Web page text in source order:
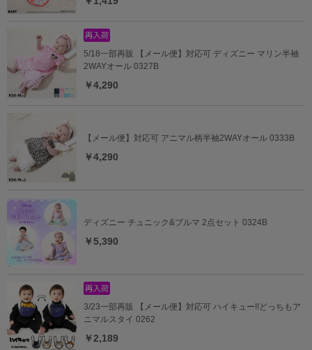
5/18一部再販 【メール便】対応可 ディズニー マリン半袖
2WAYオール 0327B
￥4,290
【メール便】対応可 アニマル柄半袖2WAYオール 0333B
￥4,290
ディズニー チュニック&ブルマ 2点セット 0324B
￥5,390
3/23一部再販 【メール便】対応可 ハイキュー!!どっちもア
ニマルスタイ 0262
￥2,189